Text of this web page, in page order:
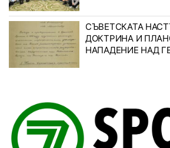
СЪВЕТСКАТА
ДОКТРИНА И
НАПАДЕНИЕ НАД